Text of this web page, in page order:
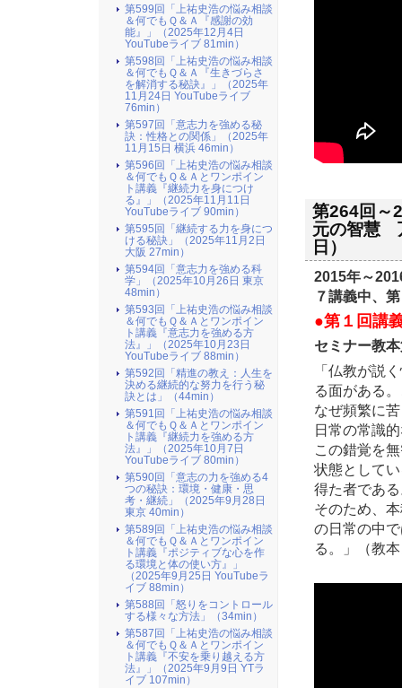
第264回～
元の智慧
日）
2015年～
７講義中、
●第１回講
セミナー教
「仏教が説
る面がある
なぜ頻繁に
日常の常識
この錯覚を
状態として
得た者であ
そのため、
の日常の中
る。」（教
第599回「上祐史浩の悩み相談
＆何でもＱ＆Ａ『感謝の効
能』」（2025年12月4日
YouTubeライブ 81min）
第598回「上祐史浩の悩み相談
＆何でもＱ＆Ａ『生きづらさ
を解消する秘訣』​」（2025年
11月24日 YouTubeライブ
76min）
第597回「意志力を強める秘
訣：性格との関係」（2025年
11月15日 横浜 46min）
第596回「上祐史浩の悩み相談
＆何でもＱ＆Ａとワンポイン
ト講義『継続力を身につけ
る』​」（2025年11月11日
YouTubeライブ 90min）
第595回「継続する力を身につ
ける秘訣」（2025年11月2日
大阪 27min）
第594回「意志力を強める科
学」（2025年10月26日 東京
48min）
第593回「上祐史浩の悩み相談
＆何でもＱ＆Ａとワンポイン
ト講義『意志力を強める方
法』​」（2025年10月23日
YouTubeライブ 88min）
第592回「精進の教え：人生を
決める継続的な努力を行う秘
訣とは」（44min）
第591回「上祐史浩の悩み相談
＆何でもＱ＆Ａとワンポイン
ト講義『継続力を強める方
法』​」（2025年10月7日
YouTubeライブ 80min）
第590回「意志の力を強める4
つの秘訣：環境・健康・思
考・継続」（2025年9月28日
東京 40min）
第589回「上祐史浩の悩み相談
＆何でもＱ＆Ａとワンポイン
ト講義『ポジティブな心を作
る環境と体の使い方』​」
（2025年9月25日 YouTubeラ
イブ 88min）
第588回「怒りをコントロール
する様々な方法」（34min）
第587回「上祐史浩の悩み相談
＆何でもＱ＆Ａとワンポイン
ト講義『不安を乗り越える方
法』​」（2025年9月9日 YTラ
イブ 107min）